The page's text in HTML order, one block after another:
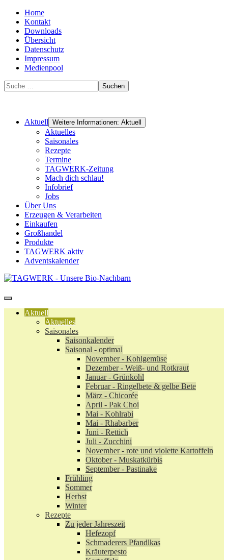
Home
Kontakt
Downloads
Übersicht
Datenschutz
Impressum
Medienpool
Suchen
Aktuell Weitere Informationen: Aktuell
Aktuelles
Saisonales
Rezepte
Termine
TAGWERK-Zeitung
Mach dich schlau!
Infobrief
Jobs
Über Uns
Erzeugen & Verarbeiten
Einkaufen
Großhandel
Produkte
TAGWERK aktiv
Adventskalender
Aktuell
Aktuelles
Saisonales
Saisonkalender
Saisonal - optimal
November - Kohlgemüse
Dezember - Weiß- und Rotkraut
Januar - Grünkohl
Februar - Ringelbete & gelbe Bete
März - Chicorée
April - Pak Choi
Mai - Kohlrabi
Mai - Rhabarber
Juni - Rettich
Juli - Zucchini
November - rote und violette Kartoffeln
Oktober - Muskatkürbis
September - Pastinake
Frühling
Sommer
Herbst
Winter
Rezepte
Zu jeder Jahreszeit
Hefezopf
Schmaderers Pfandlkas
Kräuterpesto